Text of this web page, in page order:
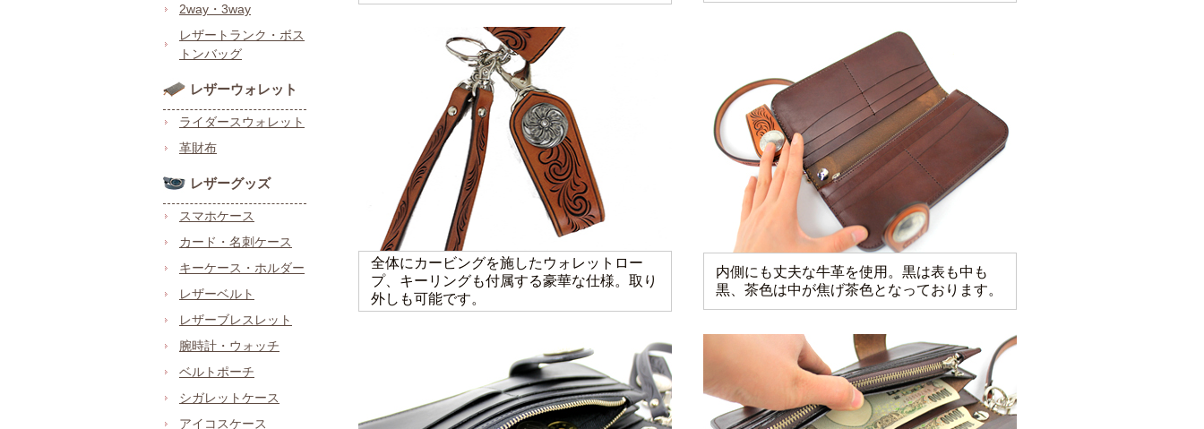
2way・3way
レザートランク・ボス
トンバッグ
レザーウォレット
ライダースウォレット
革財布
レザーグッズ
スマホケース
カード・名刺ケース
キーケース・ホルダー
レザーベルト
レザーブレスレット
腕時計・ウォッチ
ベルトポーチ
シガレットケース
アイコスケース
全体にカービングを施したウォレットロー
プ、キーリングも付属する豪華な仕様。取り
外しも可能です。
内側にも丈夫な牛革を使用。黒は表も中も
黒、茶色は中が焦げ茶色となっております。